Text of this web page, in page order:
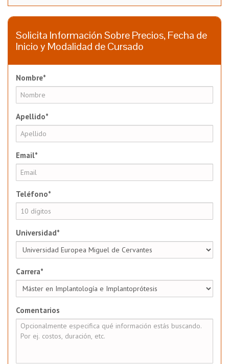
Solicita Información Sobre Precios, Fecha de
Inicio y Modalidad de Cursado
Nombre*
Apellido*
Email*
Teléfono*
Universidad*
Carrera*
Comentarios